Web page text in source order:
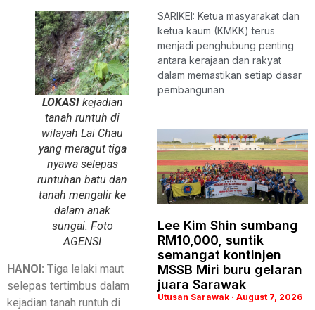
LOKASIkejadian
tanah runtuh di
wilayah Lai Chau
yang meragut tiga
nyawa selepas
runtuhan batu dan
tanah mengalir ke
dalam anak
sungai. Foto
AGENSI
HANOI: Tiga lelaki maut
selepas tertimbus dalam
kejadian tanah runtuh di
SARIKEI: Ketua masyarakat dan
ketua kaum (KMKK) terus
menjadi penghubung penting
antara kerajaan dan rakyat
dalam memastikan setiap dasar
pembangunan
Lee Kim Shin sumbang
RM10,000, suntik
semangat kontinjen
MSSB Miri buru gelaran
juara Sarawak
Utusan Sarawak August 7, 2026